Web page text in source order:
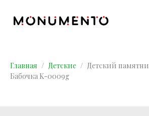
Главная Детские
Детский
Бабочка K-0009g